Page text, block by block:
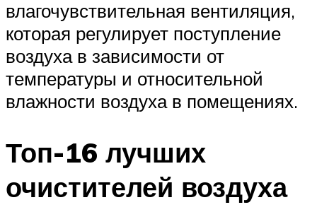
влагочувствительная вентиляция,
которая регулирует поступление
воздуха в зависимости от
температуры и относительной
влажности воздуха в помещениях.
Топ-16 лучших
очистителей воздуха